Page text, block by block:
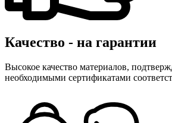
Качество - на гарантии
Высокое качество материалов,
необходимыми сертификатами